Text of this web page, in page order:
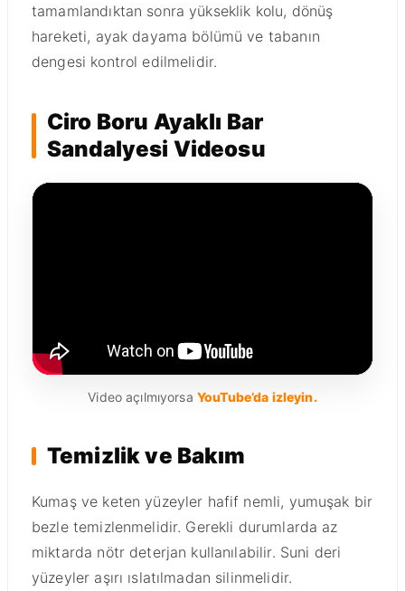
tamamlandıktan sonra yükseklik kolu, dönüş
hareketi, ayak dayama bölümü ve tabanın
dengesi kontrol edilmelidir.
Ciro Boru Ayaklı Bar
Sandalyesi Videosu
Video açılmıyorsa YouTube’da izleyin.
Temizlik ve Bakım
Kumaş ve keten yüzeyler hafif nemli, yumuşak bir
bezle temizlenmelidir. Gerekli durumlarda az
miktarda nötr deterjan kullanılabilir. Suni deri
yüzeyler aşırı ıslatılmadan silinmelidir.